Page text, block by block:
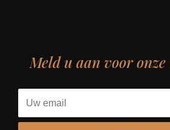
Meld u aan voor